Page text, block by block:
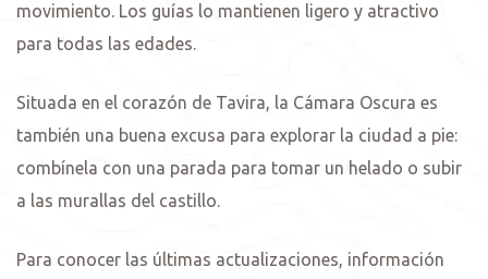
movimiento. Los guías lo mantienen ligero y atractivo
para todas las edades.
Situada en el corazón de Tavira, la Cámara Oscura es
también una buena excusa para explorar la ciudad a pie:
combínela con una parada para tomar un helado o subir
a las murallas del castillo.
Para conocer las últimas actualizaciones, información